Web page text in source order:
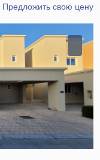
Предложить свою цену